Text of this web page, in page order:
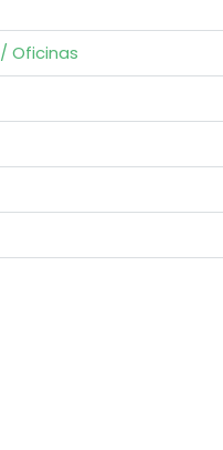
Oficinas